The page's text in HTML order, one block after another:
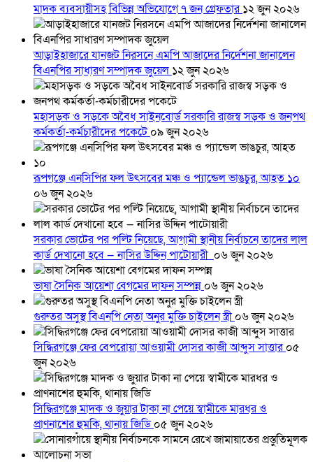
মাদক ব্যবসায়ীসহ বিভিন্ন অভিযোগে ৭ জন গ্রেফতার১২ জুন ২০২৬
আড়াইহাজারে যানজট নিরসনে এমপি আজাদের নির্দেশনা জানালেন
বিএনপির সাধারণ সম্পাদক জুয়েল ১২ জুন ২০২৬
মহাসড়ক ও সড়কে অবৈধ সাইনবোর্ড সরকারি রাজস্ব সড়ক ও জনপথ
কর্মকর্তা-কর্মচারীদের পকেটে০৯ জুন ২০২৬
রূপগঞ্জে এনসিপির ফল উৎসবের মঞ্চ ও প্যান্ডেল ভাঙচুর, আহত ১০
০৬ জুন ২০২৬
সরকার ভোটের পর পল্টি নিয়েছে, আগামী স্থানীয় নির্বাচনে তাদের লাল
কার্ড দেখানো হবে — নাসির উদ্দিন পাটোয়ারী ০৬ জুন ২০২৬
ভাষা সৈনিক আয়েশা বেগমের দাফন সম্পন্ন ০৬ জুন ২০২৬
গুরুতর অসুস্থ বিএনপি নেতা অনুর মুক্তি চাইলেন স্ত্রী০৬ জুন ২০২৬
সিদ্ধিরগঞ্জে ফের বেপরোয়া আওয়ামী দোসর কাজী আব্দুস সাত্তার০৫
জুন ২০২৬
সিদ্ধিরগঞ্জে মাদক ও জুয়ার টাকা না পেয়ে স্বামীকে মারধর ও
প্রাণনাশের হুমকি, থানায় জিডি০৫ জুন ২০২৬